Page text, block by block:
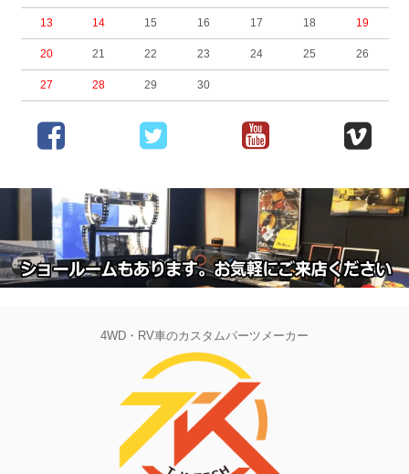
13 14 15 16 17 18 19
20 21 22 23 24 25 26
27 28 29 30
4WD・RV車のカスタムパーツメーカー